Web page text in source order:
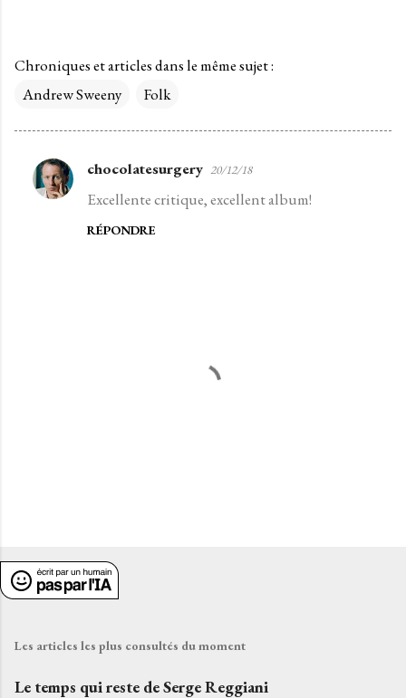
Chroniques et articles dans le même sujet :
Andrew Sweeny
Folk
C
o
chocolatesurgery 20/12/18
Excellente critique, excellent album!
RÉPONDRE
n
r
e
t
Les articles les plus consultés du moment
Le temps qui reste de Serge Reggiani